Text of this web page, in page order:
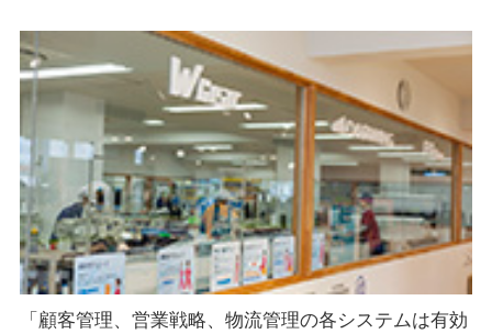
「顧客管理、営業戦略、物流管理の各システムは有効